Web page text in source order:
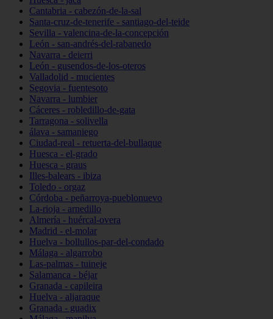
Cantabria - cabezón-de-la-sal
Santa-cruz-de-tenerife - santiago-del-teide
Sevilla - valencina-de-la-concepción
León - san-andrés-del-rabanedo
Navarra - deierri
León - gusendos-de-los-oteros
Valladolid - mucientes
Segovia - fuentesoto
Navarra - lumbier
Cáceres - robledillo-de-gata
Tarragona - solivella
álava - samaniego
Ciudad-real - retuerta-del-bullaque
Huesca - el-grado
Huesca - graus
Illes-balears - ibiza
Toledo - orgaz
Córdoba - peñarroya-pueblonuevo
La-rioja - arnedillo
Almería - huércal-overa
Madrid - el-molar
Huelva - bollullos-par-del-condado
Málaga - algarrobo
Las-palmas - tuineje
Salamanca - béjar
Granada - capileira
Huelva - aljaraque
Granada - guadix